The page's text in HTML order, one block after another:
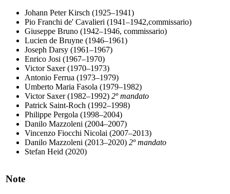
Johann Peter Kirsch (1925–1941)
Pio Franchi de' Cavalieri (1941–1942,commissario)
Giuseppe Bruno (1942–1946, commissario)
Lucien de Bruyne (1946–1961)
Joseph Darsy (1961–1967)
Enrico Josi (1967–1970)
Victor Saxer (1970–1973)
Antonio Ferrua (1973–1979)
Umberto Maria Fasola (1979–1982)
Victor Saxer (1982–1992) 2º mandato
Patrick Saint-Roch (1992–1998)
Philippe Pergola (1998–2004)
Danilo Mazzoleni (2004–2007)
Vincenzo Fiocchi Nicolai (2007–2013)
Danilo Mazzoleni (2013–2020) 2º mandato
Stefan Heid (2020)
Note